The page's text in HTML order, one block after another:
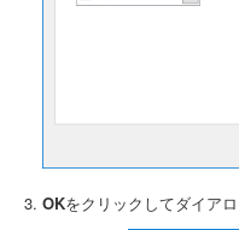
OKをクリックしてダイア